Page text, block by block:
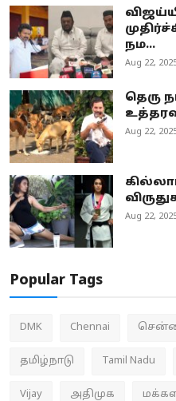
நம...
Aug 22,
தெரு
Aug 22,
Aug 22,
Popular Tags
DMK Chennai
தமிழ்நாடு Tamil Nadu
Vijay அதிமுக